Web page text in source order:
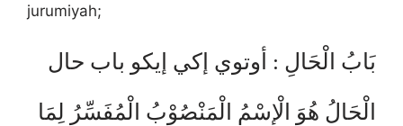
jurumiyah;
بَابُ الْحَالِ : أوتوي إكي إيكو باب حال
الْحَالُ هُوَ الْإِسْمُ الْمَنْصُوْبُ الْمُفَسِّرُ لِمَا